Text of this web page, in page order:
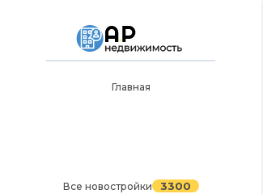
Главная
Все новостройки 3300